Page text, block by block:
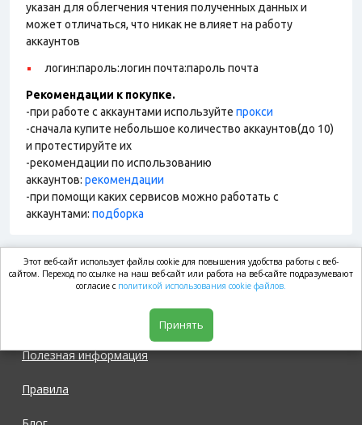
указан для облегчения чтения полученных данных и
может отличаться, что никак не влияет на работу
аккаунтов
логин:пароль:логин почта:пароль почта
Рекомендации к покупке.
-при работе с аккаунтами используйте прокси
-сначала купите небольшое количество аккаунтов(до 10)
и протестируйте их
-рекомендации по использованию
аккаунтов: рекомендации
-при помощи каких сервисов можно работать с
аккаунтами: подборка
market.com
Полезная информация
Правила
Этот веб-сайт использует файлы cookie для повышения удобства работы с веб-
сайтом. Переход по ссылке на наш веб-сайт или работа на веб-сайте подразумевают
согласие с политикой использования cookie файлов.
Принять